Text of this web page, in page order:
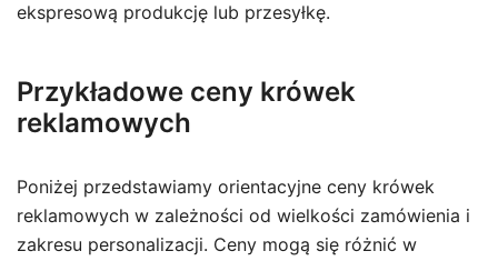
ekspresową produkcję lub przesyłkę.
Przykładowe ceny krówek
reklamowych
Poniżej przedstawiamy orientacyjne ceny krówek
reklamowych w zależności od wielkości zamówienia i
zakresu personalizacji. Ceny mogą się różnić w